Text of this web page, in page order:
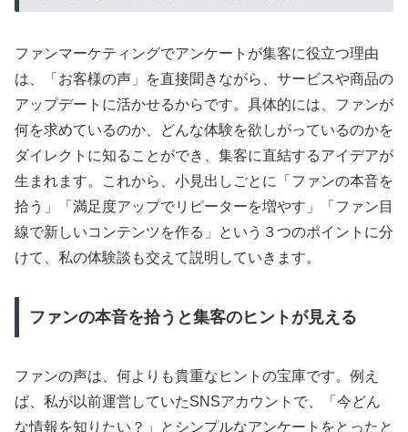
ファンマーケティングでアンケートが集客に役立つ理由
は、「お客様の声」を直接聞きながら、サービスや商品の
アップデートに活かせるからです。具体的には、ファンが
何を求めているのか、どんな体験を欲しがっているのかを
ダイレクトに知ることができ、集客に直結するアイデアが
生まれます。これから、小見出しごとに「ファンの本音を
拾う」「満足度アップでリピーターを増やす」「ファン目
線で新しいコンテンツを作る」という３つのポイントに分
けて、私の体験談も交えて説明していきます。
ファンの本音を拾うと集客のヒントが見える
ファンの声は、何よりも貴重なヒントの宝庫です。例え
ば、私が以前運営していたSNSアカウントで、「今どん
な情報を知りたい？」とシンプルなアンケートをとったと